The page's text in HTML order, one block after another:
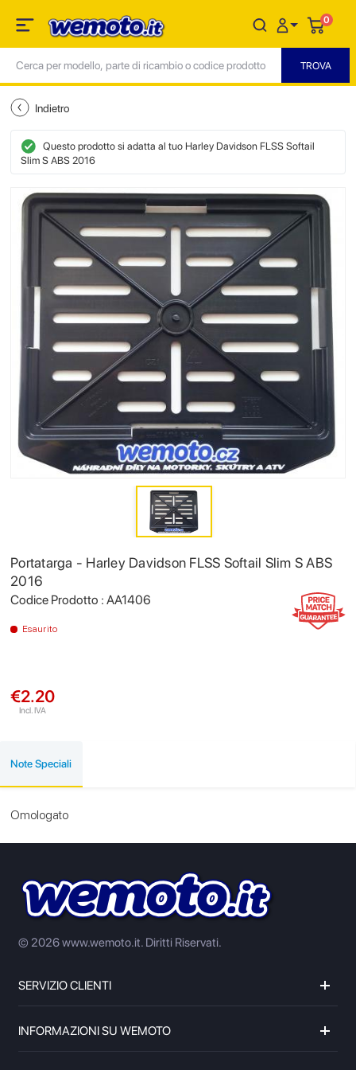
0
Indietro
Questo prodotto si adatta al tuo Harley Davidson FLSS Softail
Slim S ABS 2016
Portatarga - Harley Davidson FLSS Softail Slim S ABS
2016
Codice Prodotto : AA1406
Esaurito
€2.20
Incl. IVA
Note Speciali
Omologato
© 2026 www.wemoto.it. Diritti Riservati.
SERVIZIO CLIENTI
INFORMAZIONI SU WEMOTO